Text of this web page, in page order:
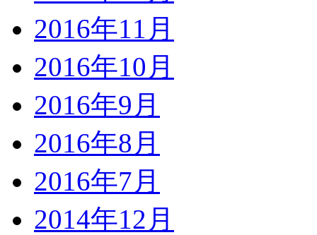
2016年11月
2016年10月
2016年9月
2016年8月
2016年7月
2014年12月